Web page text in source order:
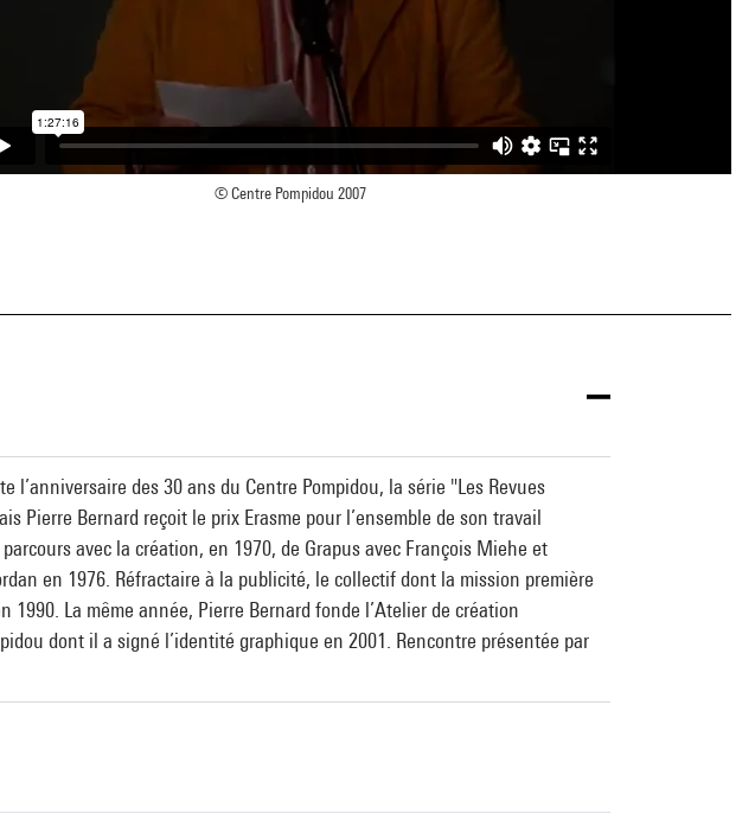
© Centre Pompidou 2007
des 30 ans du Centre Pompidou, la série "Les Revues
Pierre Bernard reçoit le prix Erasme pour l’ensemble de son travail
avec la création, en 1970, de Grapus avec François Miehe et
en 1976. Réfractaire à la publicité, le collectif dont la mission première
La même année, Pierre Bernard fonde l’Atelier de création
dont il a signé l’identité graphique en 2001. Rencontre présentée par